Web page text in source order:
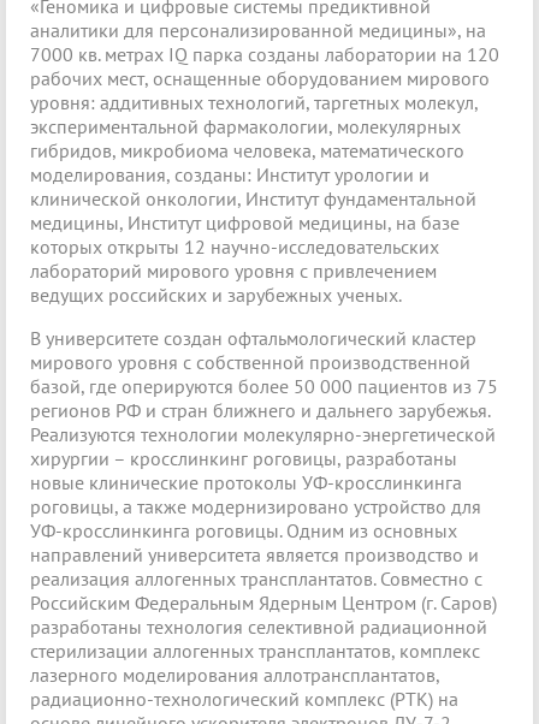
«Геномика и цифровые системы предиктивной
аналитики для персонализированной медицины», на
7000 кв. метрах IQ парка созданы лаборатории на 120
рабочих мест, оснащенные оборудованием мирового
уровня: аддитивных технологий, таргетных молекул,
экспериментальной фармакологии, молекулярных
гибридов, микробиома человека, математического
моделирования, созданы: Институт урологии и
клинической онкологии, Институт фундаментальной
медицины, Институт цифровой медицины, на базе
которых открыты 12 научно-исследовательских
лабораторий мирового уровня с привлечением
ведущих российских и зарубежных ученых.
В университете создан офтальмологический кластер
мирового уровня с собственной производственной
базой, где оперируются более 50 000 пациентов из 75
регионов РФ и стран ближнего и дальнего зарубежья.
Реализуются технологии молекулярно-энергетической
хирургии – кросслинкинг роговицы, разработаны
новые клинические протоколы УФ-кросслинкинга
роговицы, а также модернизировано устройство для
УФ-кросслинкинга роговицы. Одним из основных
направлений университета является производство и
реализация аллогенных трансплантатов. Совместно с
Российским Федеральным Ядерным Центром (г. Саров)
разработаны технология селективной радиационной
стерилизации аллогенных трансплантатов, комплекс
лазерного моделирования аллотрансплантатов,
радиационно-технологический комплекс (РТК) на